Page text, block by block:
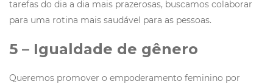
tarefas do dia a dia mais prazerosas, buscamos colaborar
para uma rotina mais saudável para as pessoas.
5 – Igualdade de gênero
Queremos promover o empoderamento feminino por